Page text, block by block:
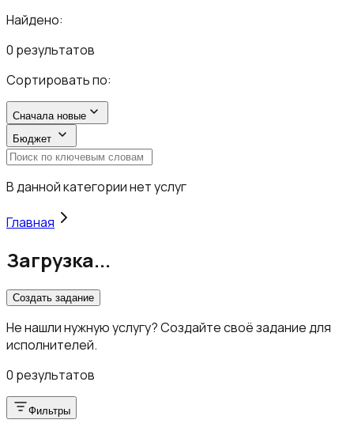
Найдено:
0 результатов
Сортировать по:
Сначала новые
Бюджет
В данной категории нет услуг
Главная
Загрузка...
Создать задание
Не нашли нужную услугу? Создайте своё задание для
исполнителей.
0 результатов
Фильтры